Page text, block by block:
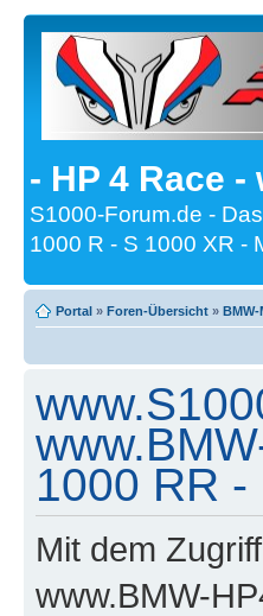
- HP 4 Race -
S1000-Forum.de -
1000 R - S 1000 XR -
Portal » Foren-Übersicht »
1000 RR
Mit dem
www.BMW-